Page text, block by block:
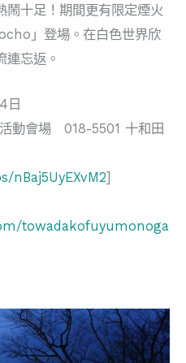
鬧十足！期間更有限定煙火
」登場。在白色世界欣
連忘返。
日
動會場 018-5501 十和田
nBaj5UyEXvM2]
towadakofuyumonoga